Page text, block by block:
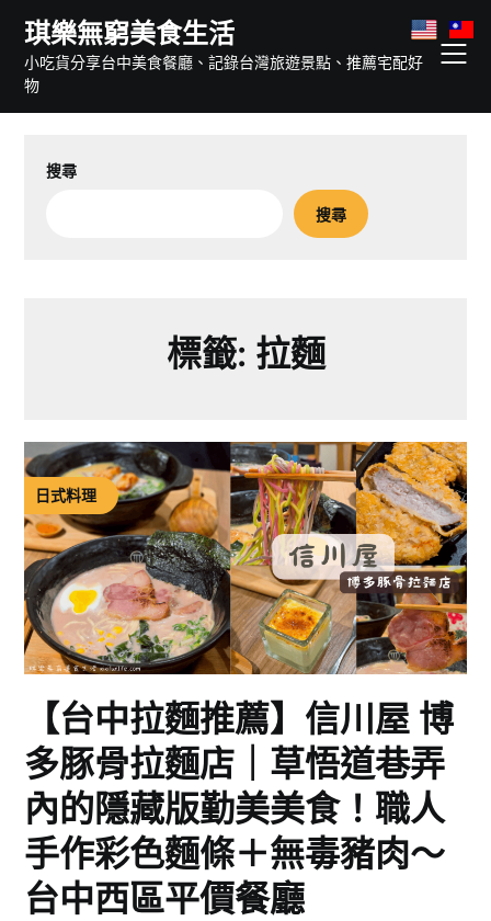
content
琪樂無窮美食生活
小吃貨分享台中美食餐廳、記錄台灣旅遊景點、推薦宅配好
物
搜尋
搜尋
標籤: 拉麵
日式料理
【台中拉麵推薦】信川屋 博
多豚骨拉麵店｜草悟道巷弄
內的隱藏版勤美美食！職人
手作彩色麵條＋無毒豬肉～
台中西區平價餐廳